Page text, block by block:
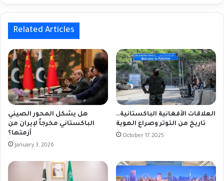
Related Articles
هل يشكل المحور الصيني
الباكستاني مخرجاً لإيران من
أزمتها؟
January 3, 2026
العلاقات الأفغانية الباكستانية..
تاريخ من التوتر وصراع الهوية
October 17, 2025